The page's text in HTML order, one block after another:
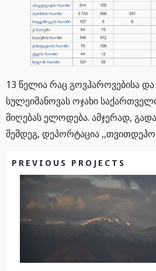
13 წელია რაც გოვჰაროვებისა და
სულეიმანოვას ოჯახი
მიღებას ელოდება. ამჯერად,
შემდეგ, დეპორტაცია
PREVIOUS PROJECTS